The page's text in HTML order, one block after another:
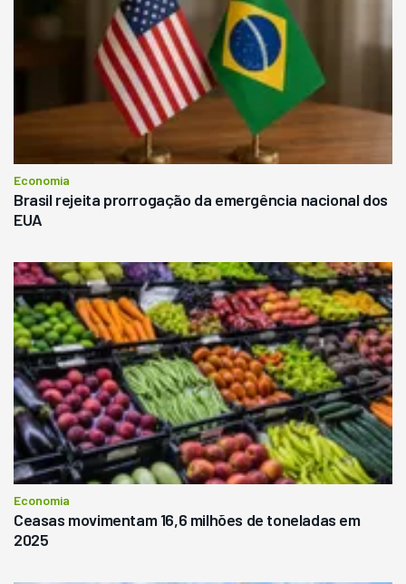
Economia
Brasil rejeita prorrogação da emergência nacional dos
EUA
Economia
Ceasas movimentam 16,6 milhões de toneladas em
2025